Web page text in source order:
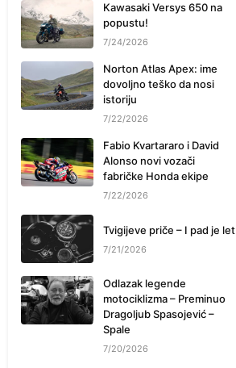
Kawasaki Versys 650 na
popustu!
7/24/2026
Norton Atlas Apex: ime
dovoljno teško da nosi
istoriju
7/22/2026
Fabio Kvartararo i David
Alonso novi vozači
fabričke Honda ekipe
7/22/2026
Tvigijeve priče – I pad je let
7/21/2026
Odlazak legende
motociklizma – Preminuo
Dragoljub Spasojević –
Spale
7/20/2026